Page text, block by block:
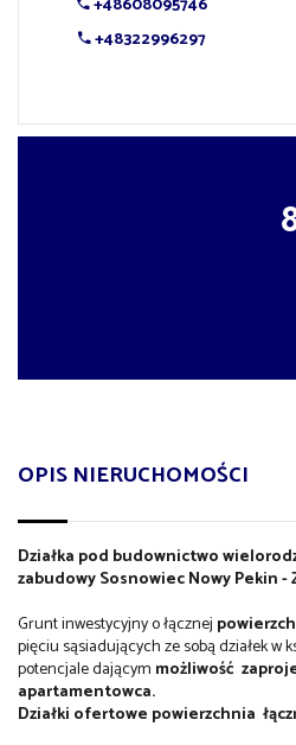
+48608095746
+48322996297
OPIS NIERUCHOMOŚCI
Działka pod budownictwo
zabudowy Sosnowiec Nowy Pekin -
Grunt inwestycyjny o łącznej
pięciu sąsiadujących ze sobą działek w
potencjale dającym możliwość
apartamentowca.
Działki ofertowe powierzchnia